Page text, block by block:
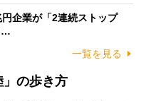
円企業が「2連続ストップ
…
一覧を見る
の歩き方